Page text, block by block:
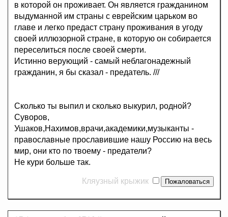
в которой он проживает. Он является гражданином
выдуманной им страны с еврейским царьком во
главе и легко предаст страну проживания в угоду
своей иллюзорной стране, в которую он собирается
переселиться после своей смерти.
Истинно верующий - самый неблагонадежный
гражданин, я бы сказал - предатель. ///
Сколько ты выпил и сколько выкурил, родной?
Суворов,
Ушаков,Нахимов,врачи,академики,музыканты -
православные прославившие нашу Россию на весь
мир, они кто по твоему - предатели?
Не кури больше так.
Кляузный крыжик